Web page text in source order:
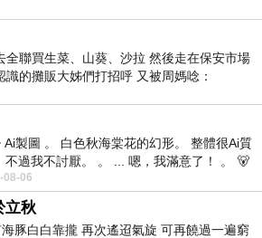
！都是獨立包裝，而且還有乾
！保存方便又衛生！
全聯買生菜、山葵、沙拉 然後走在保安市場
的攤販大姊們打招呼 又被周媽唸：
製圖 。 白色秋海棠花的幻形。 整體很Ai質
不過我不討厭。 。 ... 嗯，我滿意了！ 。 🐻
08-06
立秋
豚白白靠攏 再次遙迢氣旋 可再饒過一遍窮